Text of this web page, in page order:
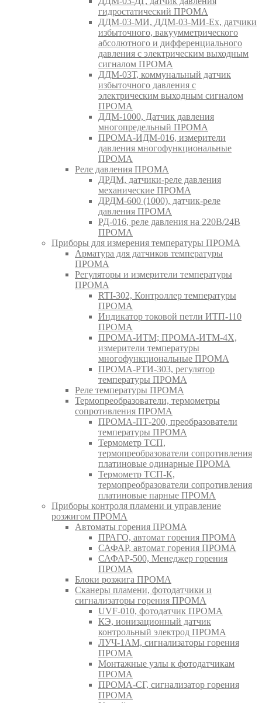
гидростатический ПРОМА
ДДМ-03-МИ, ДДМ-03-МИ-Ех, датчики
избыточного, вакуумметрического
абсолютного и дифференциального
давления с электрическим выходным
сигналом ПРОМА
ДДМ-03Т, коммунальный датчик
избыточного давления с
электрическим выходным сигналом
ПРОМА
ДДМ-1000, Датчик давления
многопредельный ПРОМА
ПРОМА-ИДМ-016, измерители
давления многофункциональные
ПРОМА
Реле давления ПРОМА
ДРДМ, датчики-реле давления
механические ПРОМА
ДРДМ-600 (1000), датчик-реле
давления ПРОМА
РД-016, реле давления на 220В/24В
ПРОМА
Приборы для измерения температуры ПРОМА
Арматура для датчиков температуры
ПРОМА
Регуляторы и измерители температуры
ПРОМА
RTI-302, Контроллер температуры
ПРОМА
Индикатор токовой петли ИТП-110
ПРОМА
ПРОМА-ИТМ; ПРОМА-ИТМ-4Х,
измерители температуры
многофункциональные ПРОМА
ПРОМА-РТИ-303, регулятор
температуры ПРОМА
Реле температуры ПРОМА
Термопреобразователи, термометры
сопротивления ПРОМА
ПРОМА-ПТ-200, преобразователи
температуры ПРОМА
Термометр ТСП,
термопреобразователи сопротивления
платиновые одинарные ПРОМА
Термометр ТСП-К,
термопреобразователи сопротивления
платиновые парные ПРОМА
Приборы контроля пламени и управление
розжигом ПРОМА
Автоматы горения ПРОМА
ПРАГО, автомат горения ПРОМА
САФАР, автомат горения ПРОМА
САФАР-500, Менеджер горения
ПРОМА
Блоки розжига ПРОМА
Сканеры пламени, фотодатчики и
сигнализаторы горения ПРОМА
UVF-010, фотодатчик ПРОМА
КЭ, ионизационный датчик
контрольный электрод ПРОМА
ЛУЧ-1АМ, сигнализаторы горения
ПРОМА
Монтажные узлы к фотодатчикам
ПРОМА
ПРОМА-СГ, сигнализатор горения
ПРОМА